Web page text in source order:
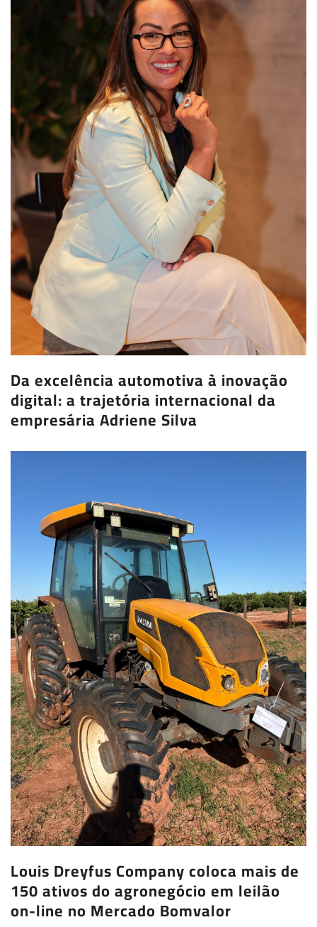
Da excelência automotiva à inovação
digital: a trajetória internacional da
empresária Adriene Silva
Louis Dreyfus Company coloca mais de
150 ativos do agronegócio em leilão
on-line no Mercado Bomvalor